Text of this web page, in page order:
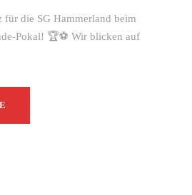
für die SG Hammerland beim
Pokal! 🏆⚽ Wir blicken auf